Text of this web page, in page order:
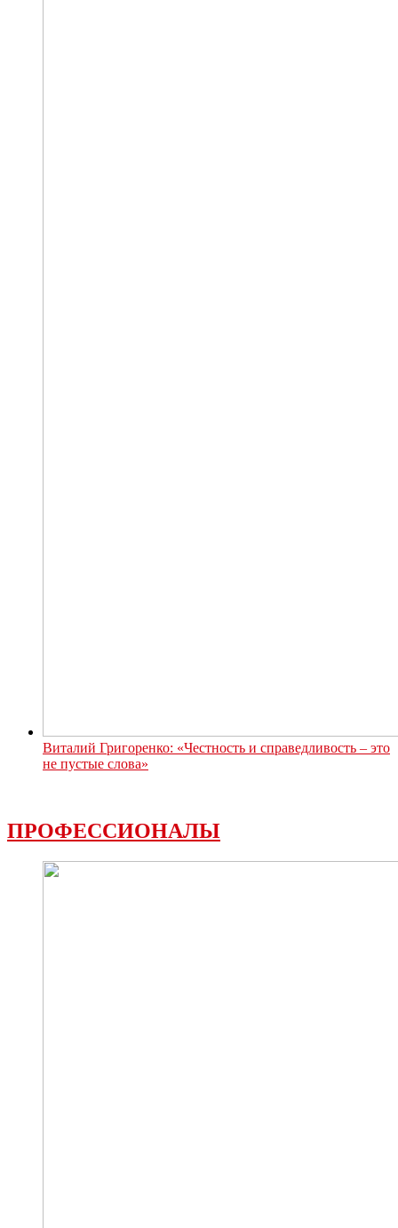
Виталий Григоренко: «Честность и справедливость – это
не пустые слова»
ПРОФЕССИОНАЛЫ